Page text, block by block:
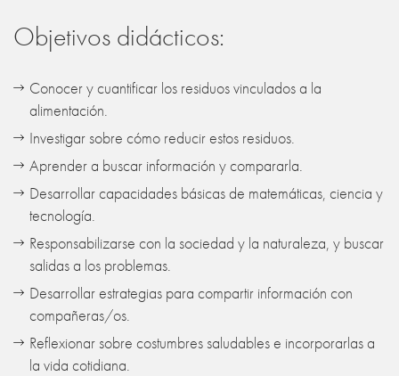
Objetivos didácticos:
Conocer y cuantificar los residuos vinculados a la
alimentación.
Investigar sobre cómo reducir estos residuos.
Aprender a buscar información y compararla.
Desarrollar capacidades básicas de matemáticas, ciencia y
tecnología.
Responsabilizarse con la sociedad y la naturaleza, y buscar
salidas a los problemas.
Desarrollar estrategias para compartir información con
compañeras/os.
Reflexionar sobre costumbres saludables e incorporarlas a
la vida cotidiana.